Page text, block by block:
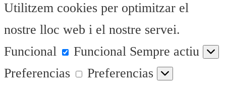
Utilitzem cookies per optimitzar el
nostre lloc web i el nostre servei.
Funcional
Funcional Sempre actiu
Preferencias
Preferencias